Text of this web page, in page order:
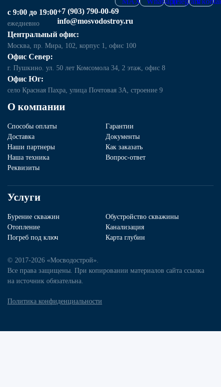
О компании
Способы оплаты
Гарантии
Доставка
Документы
Наши партнеры
Как заказать
Наша техника
Вопрос-ответ
Реквизиты
Услуги
Бурение скважин
Обустройство скважины
Отопление
Канализация
Погреб под ключ
Карта глубин
с 9:00 до 19:00
ежедневно
+7 (903) 790-00-69
info@mosvodostroy.ru
Центральный офис:
Москва, пр. Мира, 102, корпус 1, офис 100
Офис Север:
г. Пушкино. ул. 50 лет Комсомола 34, 2 этаж, офис 8
Офис Юг:
село Красная Пахра, улица Почтовая 3А, строение 9
© 2017-2026 «Мосводострой».
Все права защищены. При копировании материалов сайта ссылка
на источник обязательна.
Политика конфиденциальности